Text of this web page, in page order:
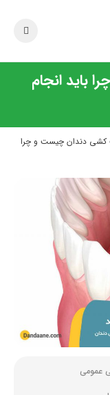
انجام
دندان چیست و چرا
عمومی